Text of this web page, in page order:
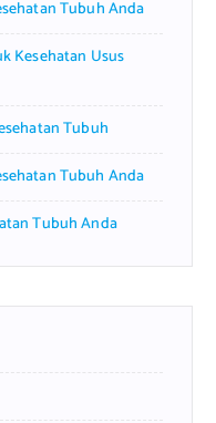
Tubuh Anda
Kesehatan Usus
Tubuh
Tubuh Anda
Tubuh Anda